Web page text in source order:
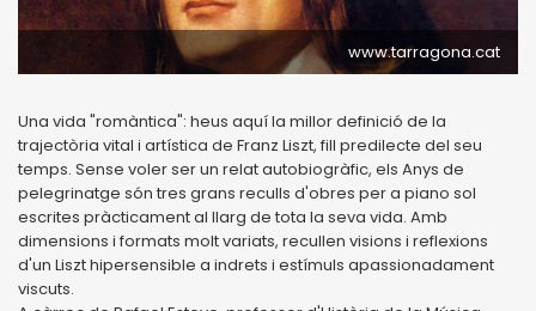
www.tarragona.cat
Una vida "romàntica": heus aquí la millor definició de la
trajectòria vital i artística de Franz Liszt, fill predilecte del seu
temps. Sense voler ser un relat autobiogràfic, els Anys de
pelegrinatge són tres grans reculls d'obres per a piano sol
escrites pràcticament al llarg de tota la seva vida. Amb
dimensions i formats molt variats, recullen visions i reflexions
d'un Liszt hipersensible a indrets i estímuls apassionadament
viscuts.